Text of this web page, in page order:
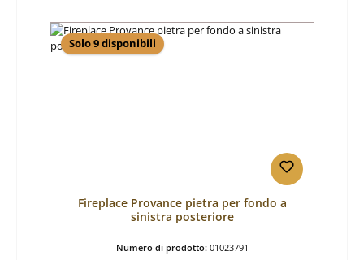
Solo 9 disponibili
Fireplace Provance pietra per fondo a
sinistra posteriore
Numero di prodotto: 01023791